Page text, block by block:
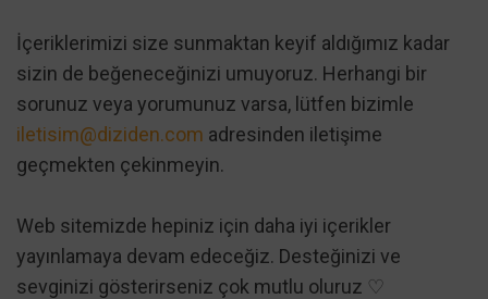
İçeriklerimizi size sunmaktan keyif aldığımız kadar
sizin de beğeneceğinizi umuyoruz. Herhangi bir
sorunuz veya yorumunuz varsa, lütfen bizimle
iletisim@diziden.com adresinden iletişime
geçmekten çekinmeyin.
Web sitemizde hepiniz için daha iyi içerikler
yayınlamaya devam edeceğiz. Desteğinizi ve
sevginizi gösterirseniz çok mutlu oluruz ♡